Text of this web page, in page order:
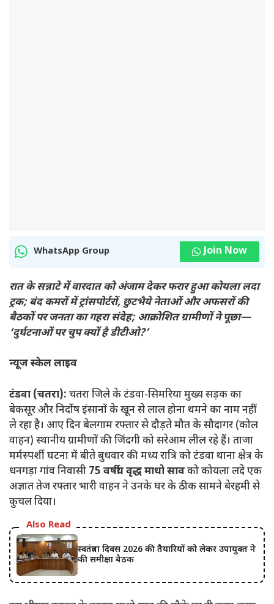
WhatsApp Group Join Now
रात के सन्नाटे में वारदात को अंजाम देकर फरार हुआ कोयला लदा
ट्रक; बंद कमरों में ट्रांसपोर्टरों, छुटभैये नेताओं और अफसरों की
बैठकों पर जनता का गहरा संदेह; आक्रोशित ग्रामीणों ने पूछा—
‘दुर्घटनाओं पर चुप क्यों है डीटीओ?’
न्यूज स्केल लाइव
टंडवा (चतरा): चतरा जिले के टंडवा-सिमरिया मुख्य सड़क का
बेकसूर और निर्दोष इंसानों के खून से लाल होना थमने का नाम नहीं
ले रहा है। आए दिन बेलगाम रफ्तार से दौड़ते मौत के सौदागर (कोल
वाहन) स्थानीय ग्रामीणों की जिंदगी को सरेआम लील रहे हैं। ताजा
मर्मस्पर्शी घटना में बीते बुधवार की मध्य रात्रि को टंडवा थाना क्षेत्र के
धनगड़ा गांव निवासी 75 वर्षीय वृद्ध माधो सावको कोयला लदे एक
अज्ञात तेज रफ्तार भारी वाहन ने उनके घर के ठीक सामने बेरहमी से
कुचल दिया।
Also Read
स्वतंत्रता दिवस 2026 की तैयारियों को लेकर उपायुक्त ने
की समीक्षा बैठक